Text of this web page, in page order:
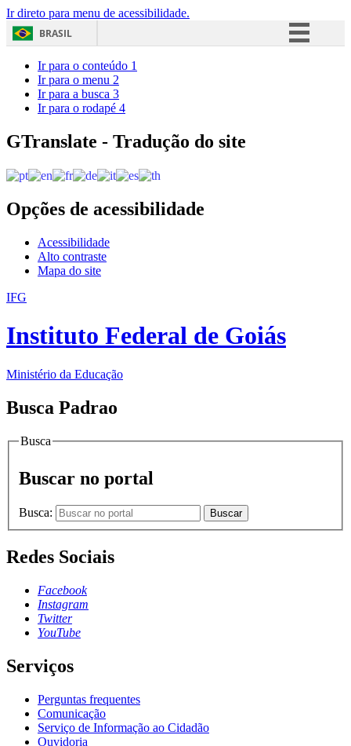
Ir direto para menu de acessibilidade.
BRASIL
Acesso à informação
Ir para o conteúdo 1
Ir para o menu 2
Ir para a busca 3
Ir para o rodapé 4
GTranslate - Tradução do site
Opções de acessibilidade
Acessibilidade
Alto contraste
Mapa do site
IFG
Instituto Federal de Goiás
Ministério da Educação
Busca Padrao
Busca
Buscar no portal
Busca: Buscar
Redes Sociais
Facebook
Instagram
Twitter
YouTube
Serviços
Perguntas frequentes
Comunicação
Serviço de Informação ao Cidadão
Ouvidoria